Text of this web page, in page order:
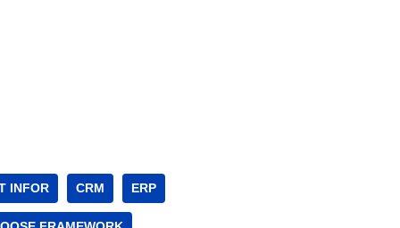
INFOR CRM ERP